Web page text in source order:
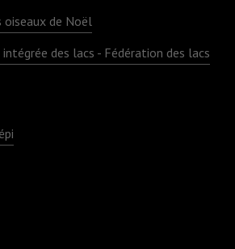
oiseaux de Noël
des lacs - Fédération des lacs